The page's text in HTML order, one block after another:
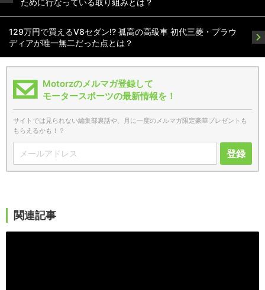
ために行なっている取り組みとは？
129万円で買えるV8セダン!? 孤高の高級車 初代三菱・プラウ
ディアが唯一無二だった点とは？
Motorzのメルマガ登録して
モータースポーツの最新情報を！
サイトでは見られない編集部裏話や、月に一度のメルマガ限定豪華プレゼントも
もらえるかも！？
登録
関連記事